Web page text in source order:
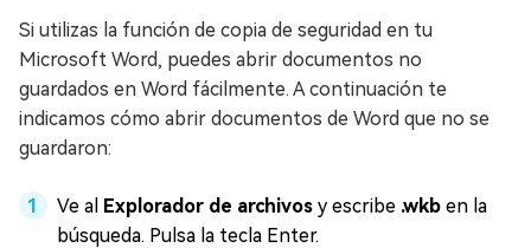
Si utilizas la función de copia de seguridad en tu
Microsoft Word, puedes abrir documentos no
guardados en Word fácilmente. A continuación te
indicamos cómo abrir documentos de Word que no se
guardaron:
Ve al Explorador de archivos y escribe .wkb en la
búsqueda. Pulsa la tecla Enter.